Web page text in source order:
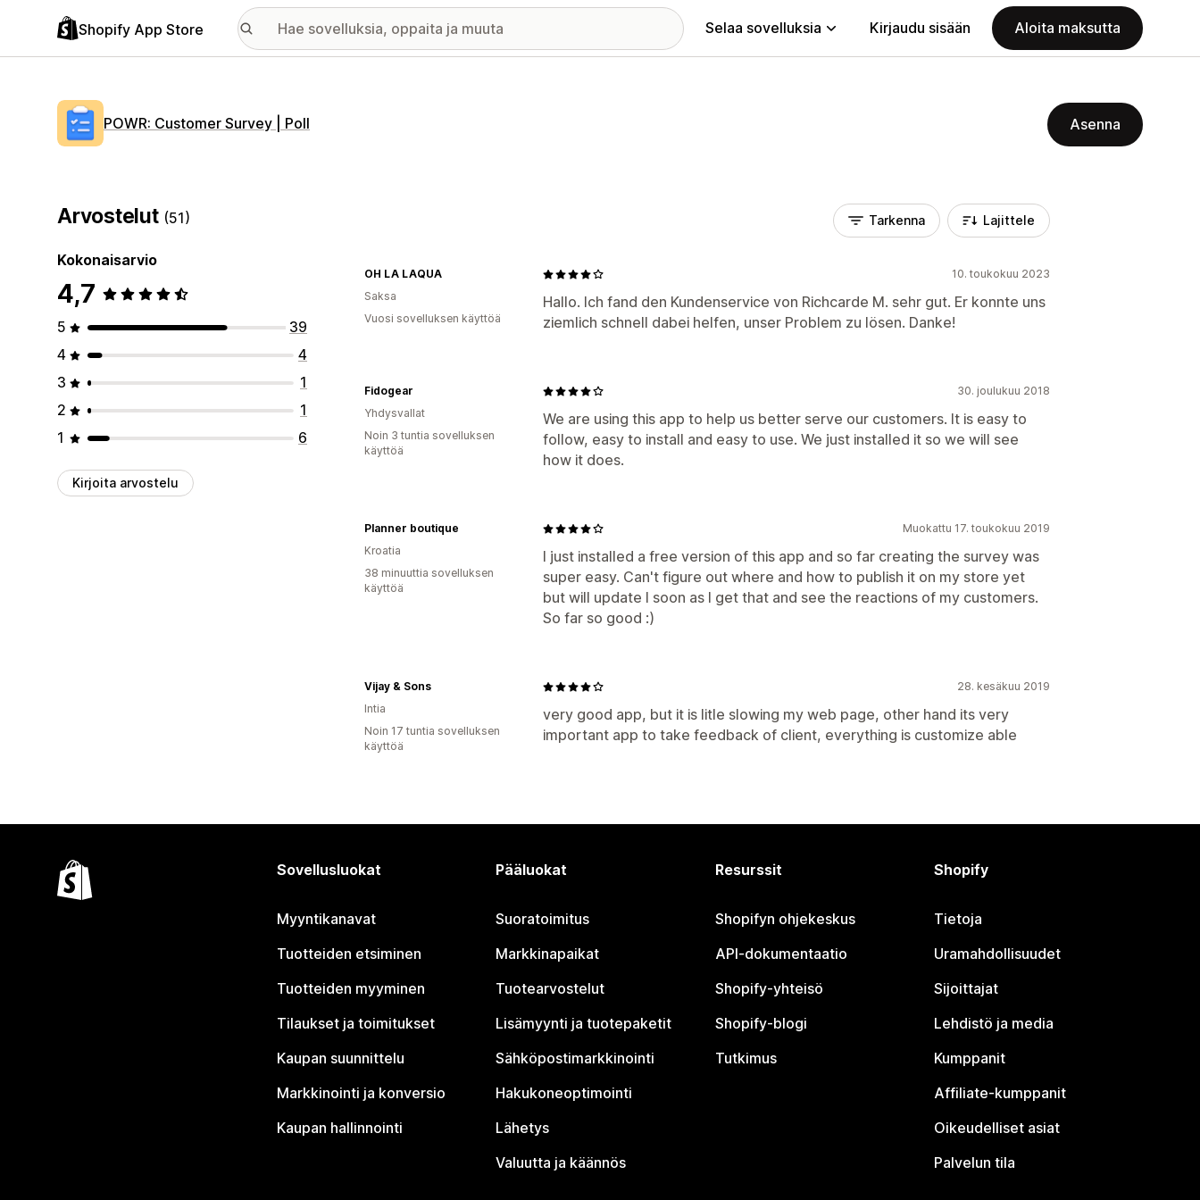
Shopify App Store Selaa sovelluksia Kirjaudu sisään Aloita maksutta
POWR: Customer Survey | Poll Asenna
Arvostelut (51)
Kokonaisarvio
4,7
5
39
4
4
3
1
2
1
1
6
Kirjoita arvostelu
Tarkenna Lajittele
10. toukokuu 2023
Hallo. Ich fand den Kundenservice von Richcarde M. sehr gut. Er konnte uns
ziemlich schnell dabei helfen, unser Problem zu lösen. Danke!
OH LA LAQUA
Saksa
Vuosi sovelluksen käyttöä
30. joulukuu 2018
We are using this app to help us better serve our customers. It is easy to
follow, easy to install and easy to use. We just installed it so we will see
how it does.
Fidogear
Yhdysvallat
Noin 3 tuntia sovelluksen
käyttöä
Muokattu 17. toukokuu 2019
I just installed a free version of this app and so far creating the survey was
super easy. Can't figure out where and how to publish it on my store yet
but will update I soon as I get that and see the reactions of my customers.
So far so good :)
Planner boutique
Kroatia
38 minuuttia sovelluksen
käyttöä
28. kesäkuu 2019
very good app, but it is litle slowing my web page, other hand its very
important app to take feedback of client, everything is customize able
Vijay & Sons
Intia
Noin 17 tuntia sovelluksen
käyttöä
Sovellusluokat
Myyntikanavat
Tuotteiden etsiminen
Tuotteiden myyminen
Tilaukset ja toimitukset
Kaupan suunnittelu
Markkinointi ja konversio
Kaupan hallinnointi
Pääluokat
Suoratoimitus
Markkinapaikat
Tuotearvostelut
Lisämyynti ja tuotepaketit
Sähköpostimarkkinointi
Hakukoneoptimointi
Lähetys
Valuutta ja käännös
Resurssit
Shopifyn ohjekeskus
API-dokumentaatio
Shopify-yhteisö
Shopify-blogi
Tutkimus
Shopify
Tietoja
Uramahdollisuudet
Sijoittajat
Lehdistö ja media
Kumppanit
Affiliate-kumppanit
Oikeudelliset asiat
Palvelun tila